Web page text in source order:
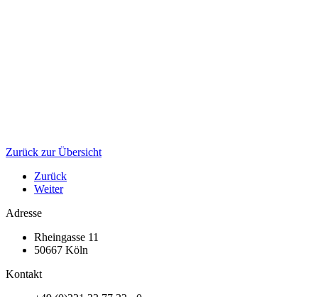
Zurück zur Übersicht
Zurück
Weiter
Adresse
Rheingasse 11
50667 Köln
Kontakt